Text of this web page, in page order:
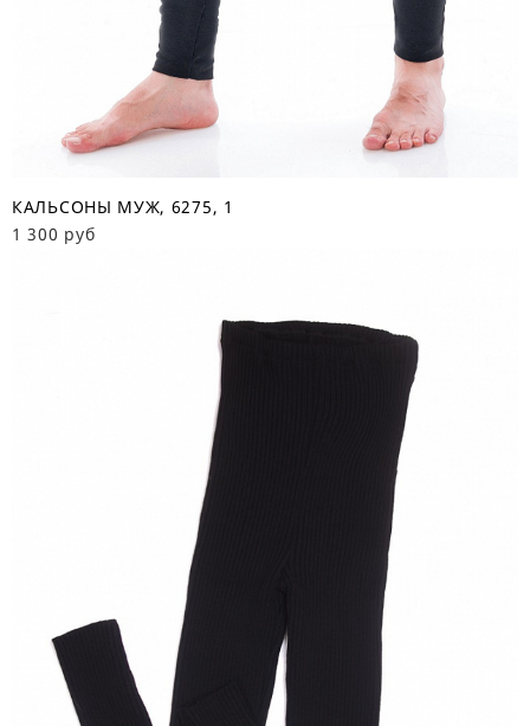
КАЛЬСОНЫ МУЖ, 6275, 1
1 300 руб